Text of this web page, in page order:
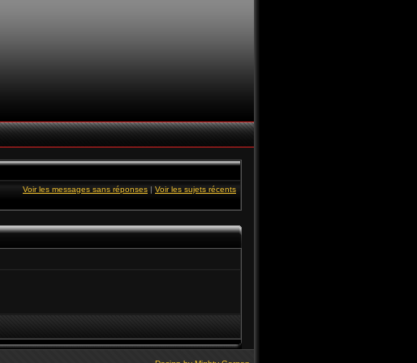
Voir les messages sans réponses | Voir les sujets récents